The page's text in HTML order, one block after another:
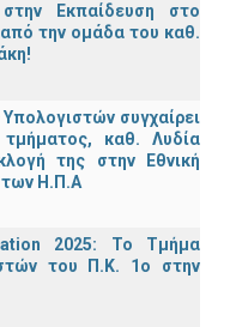
Εκπαίδευση στο
από την ομάδα του καθ.
συγχαίρει
καθ. Λυδία
της στην Εθνική
των Η.Π.Α
2025: Το Τμήμα
του Π.Κ. 1ο στην